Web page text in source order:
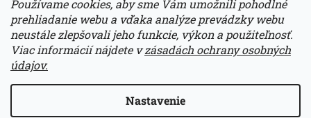
Používame cookies, aby sme Vám umožnili pohodlné
prehliadanie webu a vďaka analýze prevádzky webu
neustále zlepšovali jeho funkcie, výkon a použiteľnosť.
Viac informácií nájdete vzásadách ochrany osobných
údajov.
Nastavenie
Zboží.cz Heureka.sk